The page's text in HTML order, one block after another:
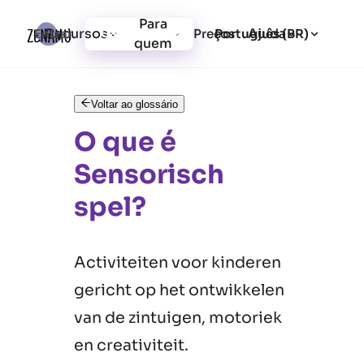
Recursos
Para
quem
Preços Ajuda
Entrar Cadastrar-se Português (BR)
Voltar ao glossário
O que é
Sensorisch
spel?
Activiteiten voor kinderen
gericht op het ontwikkelen
van de zintuigen, motoriek
en creativiteit.